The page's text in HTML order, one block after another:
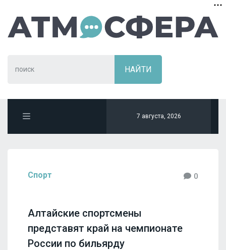
7 августа, 2026
Спорт 0
Алтайские спортсмены
представят край на чемпионате
России по бильярду